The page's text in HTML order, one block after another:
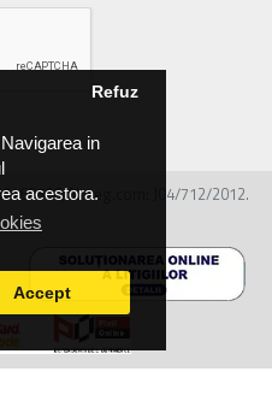
in
acestora.
Refuz
Accept
Nr.reg.com: J04/712/2012.